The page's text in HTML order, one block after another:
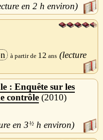
2 h
12
: Enquête sur les
contrôle 2010
3½ h